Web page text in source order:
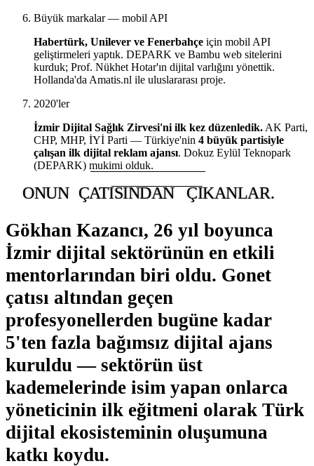
Büyük markalar — mobil API
Habertürk, Unilever ve Fenerbahçe için mobil API
geliştirmeleri yaptık. DEPARK ve Bambu web sitelerini
kurduk; Prof. Nükhet Hotar'ın dijital varlığını yönettik.
Hollanda'da Amatis.nl ile uluslararası proje.
2020'ler
İzmir Dijital Sağlık Zirvesi'ni ilk kez düzenledik. AK Parti,
CHP, MHP, İYİ Parti — Türkiye'nin 4 büyük partisiyle
çalışan ilk dijital reklam ajansı. Dokuz Eylül Teknopark
(DEPARK) mukimi olduk.
ONUN ÇATISINDAN ÇIKANLAR.
Gökhan Kazancı, 26 yıl boyunca
İzmir dijital sektörünün en etkili
mentorlarından biri oldu. Gonet
çatısı altından geçen
profesyonellerden bugüne kadar
5'ten fazla bağımsız dijital ajans
kuruldu — sektörün üst
kademelerinde isim yapan onlarca
yöneticinin ilk eğitmeni olarak Türk
dijital ekosisteminin oluşumuna
katkı koydu.